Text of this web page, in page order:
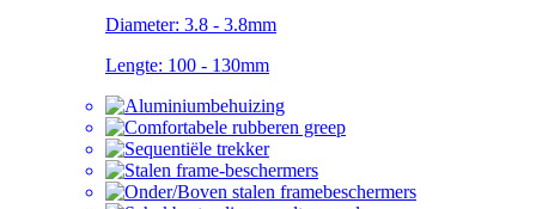
Diameter: 3.8 - 3.8mm
Lengte: 100 - 130mm